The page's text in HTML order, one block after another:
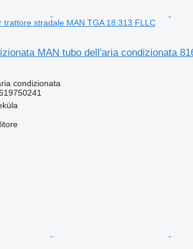
trattore stradale MAN TGA 18.313 FLLC
MAN tubo dell'aria condizionata
condizionata